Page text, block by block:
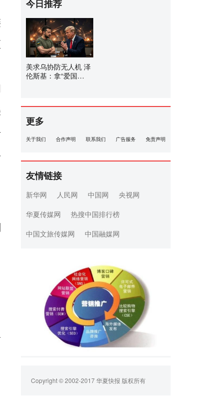
今日推荐
美求乌协防无人机 泽
伦斯基：拿“爱国
更多
关于我们 合作声明 联系我们 广告服务 免责声明
友情链接
新华网 人民网 中国网
央视网
华夏传媒网
热搜中国排行榜
中国文旅传媒网
中国融媒网
Copyright © 2002-2017 华夏快报 版权所有